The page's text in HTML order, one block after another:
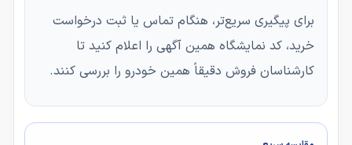
برای پیگیری سریع‌تر، هنگام تماس یا ثبت درخواست
خرید، کد نمایشگاه همین آگهی را اعلام کنید تا
کارشناسان فروش دقیقاً همین خودرو را بررسی کنند.